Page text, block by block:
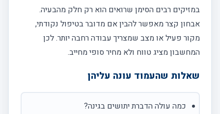
במזיקים רבים הסימן שרואים הוא רק חלק מהבעיה.
אבחון קצר מאפשר להבין אם מדובר בטיפול נקודתי,
מקור פעיל או מצב שמצריך עבודה רחבה יותר. לכן
המחשבון מציג טווח ולא מחיר סופי מחייב.
שאלות שהעמוד עונה עליהן
כמה עולה הדברת יתושים בגינה?